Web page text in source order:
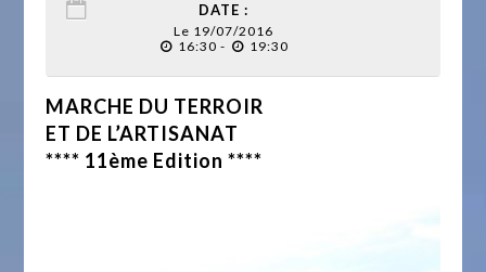
DATE :
Le 19/07/2016
16:30 -
19:30
MARCHE DU TERROIR
ET DE L’ARTISANAT
**** 11ème Edition ****